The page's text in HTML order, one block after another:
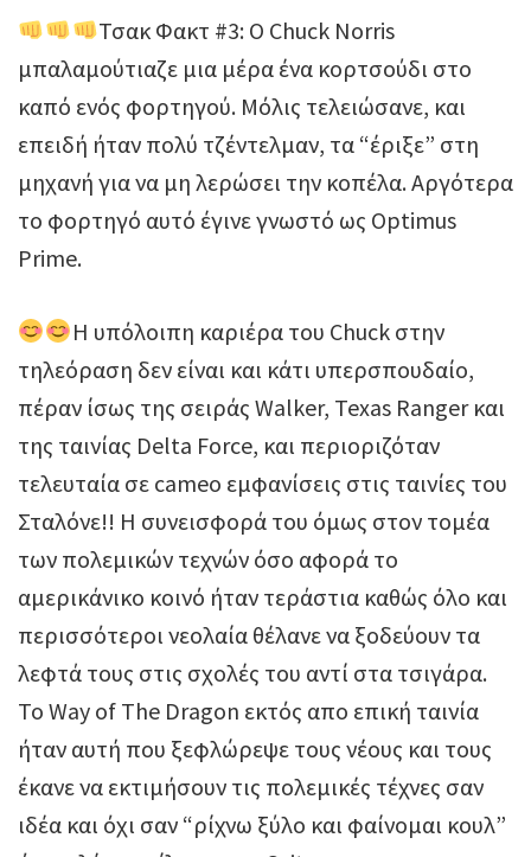
Τσακ Φακτ #3: Ο Chuck Norris
μπαλαμούτιαζε μια μέρα ένα κορτσούδι στο
καπό ενός φορτηγού. Μόλις τελειώσανε, και
επειδή ήταν πολύ τζέντελμαν, τα “έριξε” στη
μηχανή για να μη λερώσει την κοπέλα. Αργότερα
το φορτηγό αυτό έγινε γνωστό ως Optimus
Prime.
H υπόλοιπη καριέρα του Chuck στην
τηλεόραση δεν είναι και κάτι υπερσπουδαίο,
πέραν ίσως της σειράς Walker, Texas Ranger και
της ταινίας Delta Force, και περιοριζόταν
τελευταία σε cameo εμφανίσεις στις ταινίες του
Σταλόνε!! Η συνεισφορά του όμως στον τομέα
των πολεμικών τεχνών όσο αφορά το
αμερικάνικο κοινό ήταν τεράστια καθώς όλο και
περισσότεροι νεολαία θέλανε να ξοδεύουν τα
λεφτά τους στις σχολές του αντί στα τσιγάρα.
To Way of The Dragon εκτός απο επική ταινία
ήταν αυτή που ξεφλώρεψε τους νέους και τους
έκανε να εκτιμήσουν τις πολεμικές τέχνες σαν
ιδέα και όχι σαν “ρίχνω ξύλο και φαίνομαι κουλ”